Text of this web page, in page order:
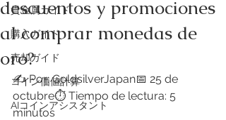
貴金属ガイド
購入ガイド
売却ガイド
​コイン価値計算
AIコインアシスタント
descuentos y promociones
al comprar monedas de
oro?
✍️ Por: GoldsilverJapan📅 25 de
octubre⏱️ Tiempo de lectura: 5
minutos